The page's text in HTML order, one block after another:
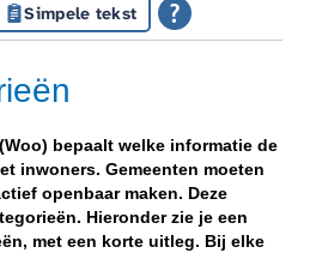
Simpele tekst
bepaalt welke informatie de
inwoners. Gemeenten moeten
openbaar maken. Deze
Hieronder zie je een
met een korte uitleg. Bij elke